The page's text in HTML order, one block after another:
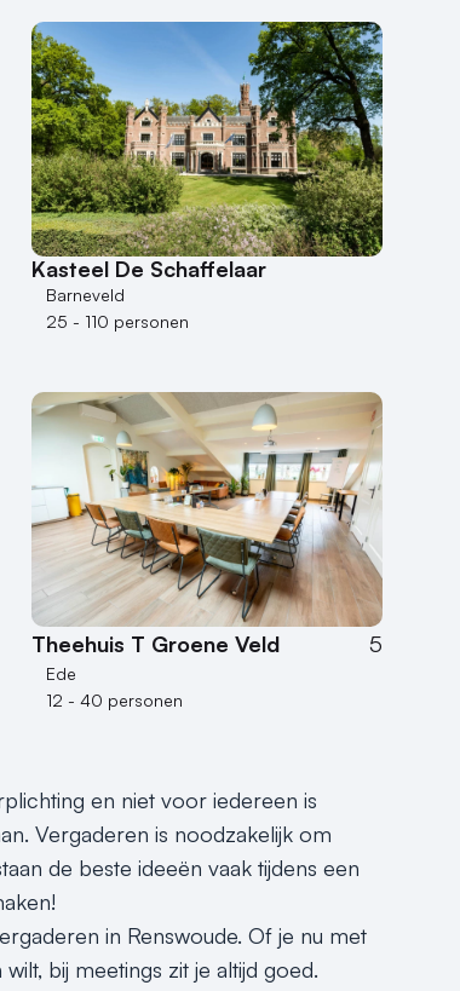
Kasteel De Schaffelaar
Barneveld
25 - 110 personen
Theehuis T Groene Veld 5
Ede
12 - 40 personen
en niet voor iedereen is
Vergaderen is noodzakelijk om
de beste ideeën vaak tijdens een
in Renswoude. Of je nu met
bij meetings zit je altijd goed.